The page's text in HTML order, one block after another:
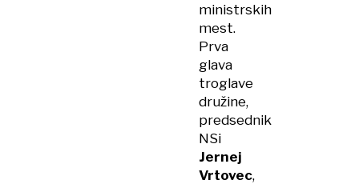
ministrskih
mest.
Prva
glava
troglave
družine,
predsednik
NSi
Jernej
Vrtovec,